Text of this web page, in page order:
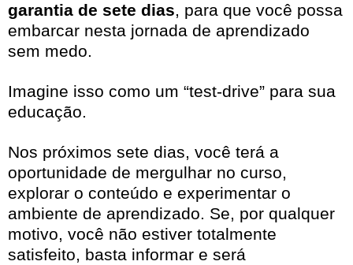
garantia de sete dias, para que você possa
embarcar nesta jornada de aprendizado
sem medo.
Imagine isso como um “test-drive” para sua
educação.
Nos próximos sete dias, você terá a
oportunidade de mergulhar no curso,
explorar o conteúdo e experimentar o
ambiente de aprendizado. Se, por qualquer
motivo, você não estiver totalmente
satisfeito, basta informar e será